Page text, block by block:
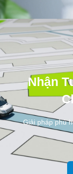
Nhận
Giải pháp phù